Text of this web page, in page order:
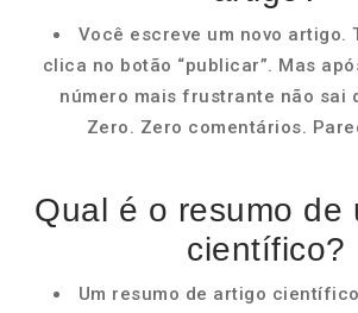
Você escreve um novo artigo.
clica no botão “publicar”. Mas
número mais frustrante não sai
Zero. Zero comentários.
Qual é o resumo de
científico?
Um resumo de artigo